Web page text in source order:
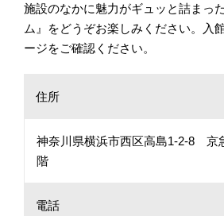
施設のなかに魅力がギュッと詰まっ
ム』をどうぞお楽しみください。入
ージをご確認ください。
住所
神奈川県横浜市西区高島1-2-8 京
階
電話